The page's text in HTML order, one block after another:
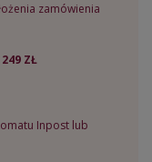
zamówienia
ZŁ
Inpost lub